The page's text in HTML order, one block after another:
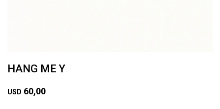
HANG ME Y
USD 60,00